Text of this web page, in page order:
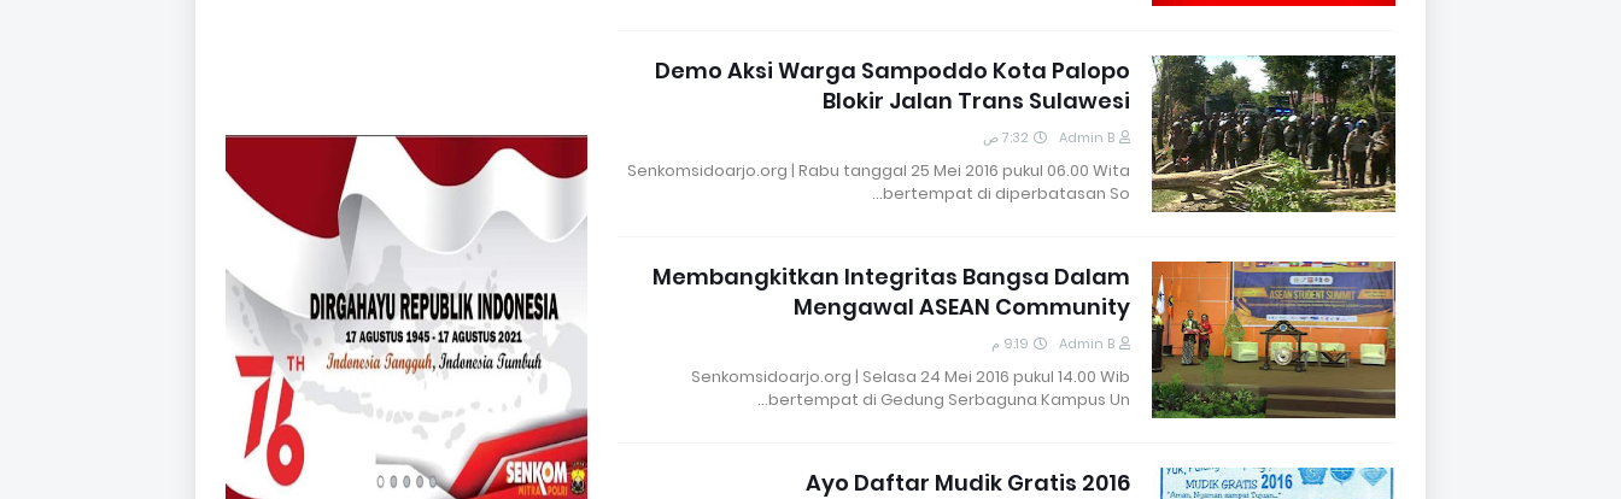
Demo Aksi Warga Sampoddo Kota Palopo
Blokir Jalan Trans Sulawesi
Admin B 7:32 ص
Senkomsidoarjo.org | Rabu tanggal 25 Mei 2016 pukul 06.00 Wita
bertempat di diperbatasan So…
Membangkitkan Integritas Bangsa Dalam
Mengawal ASEAN Community
Admin B 9:19 م
Senkomsidoarjo.org | Selasa 24 Mei 2016 pukul 14.00 Wib
bertempat di Gedung Serbaguna Kampus Un…
Ayo Daftar Mudik Gratis 2016